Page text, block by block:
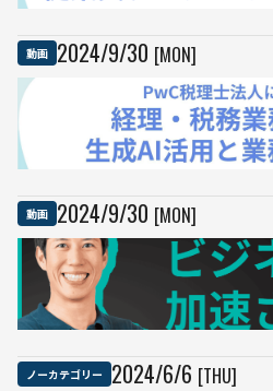
動画 2024/9/30 [MON]
動画 2024/9/30 [MON]
ノーカテゴリー 2024/6/6 [THU]